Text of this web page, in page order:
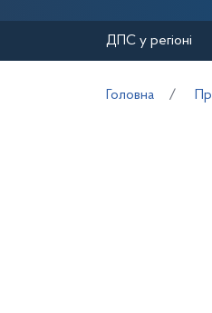
ДПС у регіоні
Головна